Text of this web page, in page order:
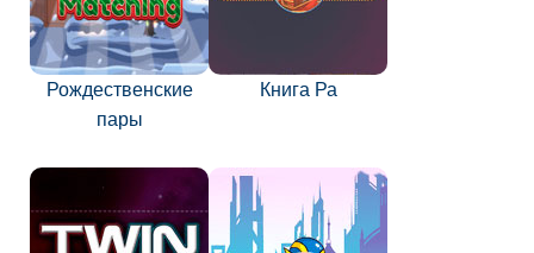
Рождественские
пары
Книга Ра